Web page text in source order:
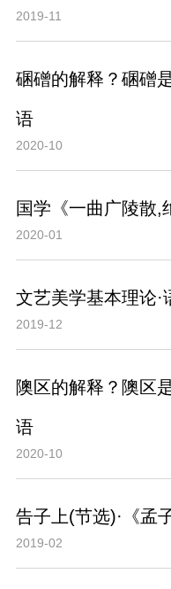
2019-11
碅磳的解释？碅磳
语
2020-10
国学《一曲广陵散,
2020-01
文艺美学基本理论·
2019-12
隩区的解释？隩区
语
2020-10
告子上(节选)·《孟
2019-02